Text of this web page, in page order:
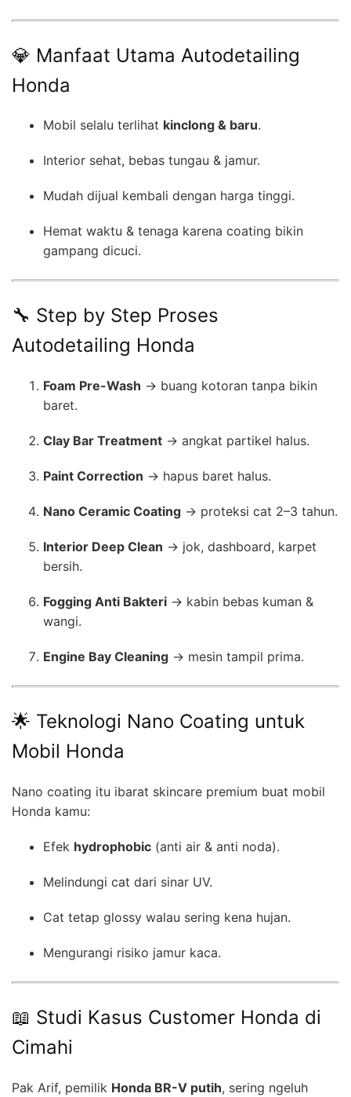
💎 Manfaat Utama Autodetailing
Honda
Mobil selalu terlihat kinclong & baru.
Interior sehat, bebas tungau & jamur.
Mudah dijual kembali dengan harga tinggi.
Hemat waktu & tenaga karena coating bikin
gampang dicuci.
🔧 Step by Step Proses
Autodetailing Honda
Foam Pre-Wash → buang kotoran tanpa bikin
baret.
Clay Bar Treatment → angkat partikel halus.
Paint Correction → hapus baret halus.
Nano Ceramic Coating → proteksi cat 2–3 tahun.
Interior Deep Clean → jok, dashboard, karpet
bersih.
Fogging Anti Bakteri → kabin bebas kuman &
wangi.
Engine Bay Cleaning → mesin tampil prima.
🌟 Teknologi Nano Coating untuk
Mobil Honda
Nano coating itu ibarat skincare premium buat mobil
Honda kamu:
Efek hydrophobic (anti air & anti noda).
Melindungi cat dari sinar UV.
Cat tetap glossy walau sering kena hujan.
Mengurangi risiko jamur kaca.
📖 Studi Kasus Customer Honda di
Cimahi
Pak Arif, pemilik Honda BR-V putih, sering ngeluh